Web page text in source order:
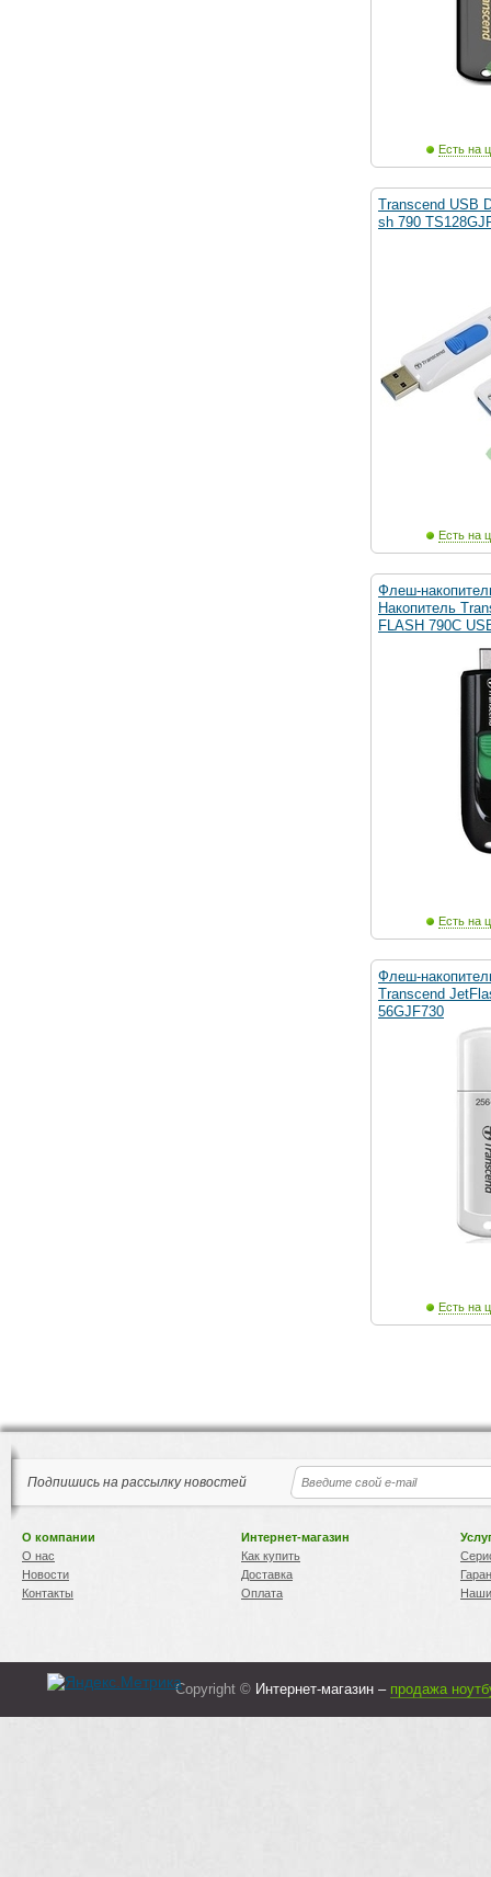
Есть на
Transcend USB
sh 790
Есть на
Флеш-
Накопитель
FLASH 790C
Есть на
Флеш-
Transcend
56GJF730
Есть на
Подпишись на рассылку новостей
О компании
О нас
Новости
Контакты
Интернет-магазин
Как купить
Доставка
Оплата
Copyright © Интернет-магазин – продажа